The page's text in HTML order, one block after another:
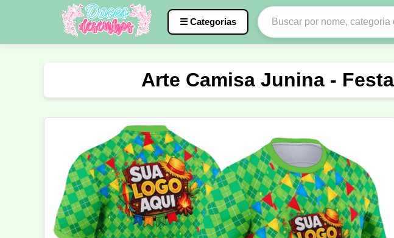
☰ Categorias
Carnaval Natal Natalina Agro Católica
Motocross Ciclismo Nail Designer Pedagogia
Língua Portuguesa
Arte Camisa Junina -